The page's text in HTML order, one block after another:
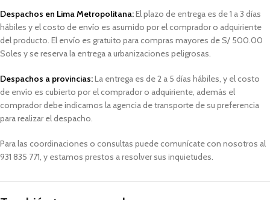
Despachos en Lima Metropolitana:El plazo de entrega es de 1 a 3 días
hábiles y el costo de envío es asumido por el comprador o adquiriente
del producto. El envío es gratuito para compras mayores de S/ 500.00
Soles yse reserva la entrega a urbanizaciones peligrosas.
Despachos a provincias:La entrega es de 2 a 5 días hábiles, y el costo
de envío es cubierto por el comprador o adquiriente, además el
comprador debe indicarnos la agencia de transporte de su preferencia
para realizar el despacho.
Para las coordinaciones o consultas puede comunícate con nosotros al
931 835 771, y estamos prestos a resolver sus inquietudes.